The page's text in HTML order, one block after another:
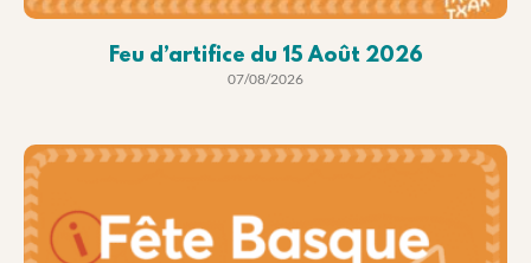
Feu d’artifice du 15 Août 2026
07/08/2026